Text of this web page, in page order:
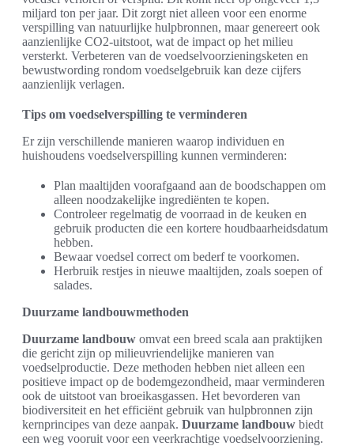
miljard ton per jaar. Dit zorgt niet alleen voor een enorme
verspilling van natuurlijke hulpbronnen, maar genereert ook
aanzienlijke CO2-uitstoot, wat de impact op het milieu
versterkt. Verbeteren van de voedselvoorzieningsketen en
bewustwording rondom voedselgebruik kan deze cijfers
aanzienlijk verlagen.
Tips om voedselverspilling te verminderen
Er zijn verschillende manieren waarop individuen en
huishoudens voedselverspilling kunnen verminderen:
Plan maaltijden voorafgaand aan de boodschappen om
alleen noodzakelijke ingrediënten te kopen.
Controleer regelmatig de voorraad in de keuken en
gebruik producten die een kortere houdbaarheidsdatum
hebben.
Bewaar voedsel correct om bederf te voorkomen.
Herbruik restjes in nieuwe maaltijden, zoals soepen of
salades.
Duurzame landbouwmethoden
Duurzame landbouw omvat een breed scala aan praktijken
die gericht zijn op milieuvriendelijke manieren van
voedselproductie. Deze methoden hebben niet alleen een
positieve impact op de bodemgezondheid, maar verminderen
ook de uitstoot van broeikasgassen. Het bevorderen van
biodiversiteit en het efficiënt gebruik van hulpbronnen zijn
kernprincipes van deze aanpak. Duurzame landbouw biedt
een weg vooruit voor een veerkrachtige voedselvoorziening.